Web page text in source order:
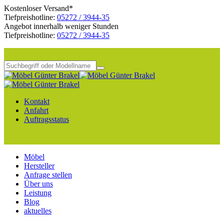
Kostenloser Versand*
Tiefpreishotline: 05272 / 3944-35
Angebot innerhalb weniger Stunden
Tiefpreishotline: 05272 / 3944-35
Kontakt
Anfahrt
Auftragsstatus
Möbel
Hersteller
Anfrage stellen
Über uns
Leistung
Blog
aktuelles